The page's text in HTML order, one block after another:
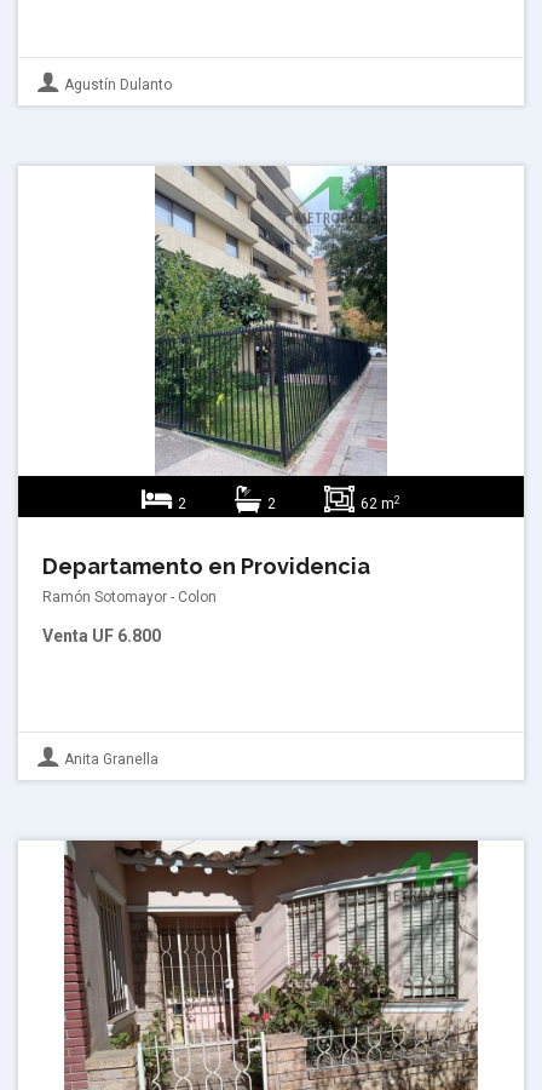
Agustín Dulanto
2 2 62 m2
Departamento en Providencia
Ramón Sotomayor - Colon
Venta UF 6.800
Anita Granella